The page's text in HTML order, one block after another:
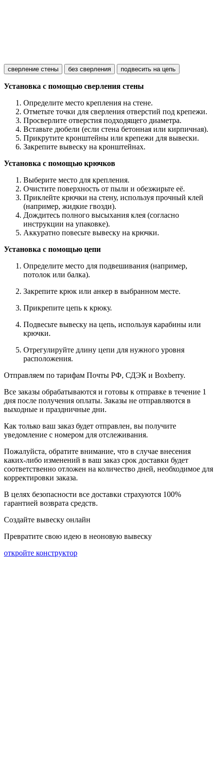
сверление стены без сверления подвесить на цепь
Установка с помощью сверления стены
Определите место крепления на стене.
Отметьте точки для сверления отверстий под крепежи.
Просверлите отверстия подходящего диаметра.
Вставьте дюбели (если стена бетонная или кирпичная).
Прикрутите кронштейны или крепежи для вывески.
Закрепите вывеску на кронштейнах.
Установка с помощью крючков
Выберите место для крепления.
Очистите поверхность от пыли и обезжирьте её.
Приклейте крючки на стену, используя прочный клей
(например, жидкие гвозди).
Дождитесь полного высыхания клея (согласно
инструкции на упаковке).
Аккуратно повесьте вывеску на крючки.
Установка с помощью цепи
Определите место для подвешивания (например,
потолок или балка).
Закрепите крюк или анкер в выбранном месте.
Прикрепите цепь к крюку.
Подвесьте вывеску на цепь, используя карабины или
крючки.
Отрегулируйте длину цепи для нужного уровня
расположения.
Отправляем по тарифам Почты РФ, СДЭК и Boxberry.
Все заказы обрабатываются и готовы к отправке в течение 1
дня после получения оплаты. Заказы не отправляются в
выходные и праздничные дни.
Как только ваш заказ будет отправлен, вы получите
уведомление с номером для отслеживания.
Пожалуйста, обратите внимание, что в случае внесения
каких-либо изменений в ваш заказ срок доставки будет
соответственно отложен на количество дней, необходимое для
корректировки заказа.
В целях безопасности все доставки страхуются 100%
гарантией возврата средств.
Создайте вывеску онлайн
Превратите свою идею в неоновую вывеску
откройте конструктор